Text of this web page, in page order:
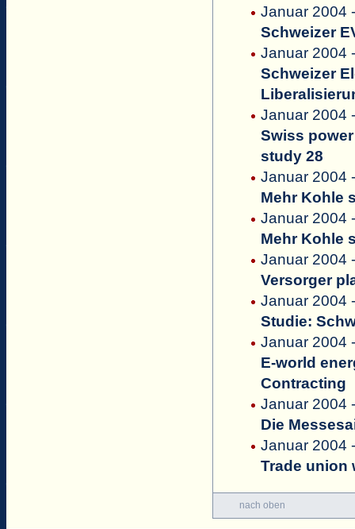
Januar 2004
Schweizer
Januar 2004
Schweizer
Januar 2004
Swiss
study 28
Januar 2004
Mehr Kohle
Januar 2004
Mehr Kohle
Januar 2004
Versorger
Januar 2004
Studie:
Januar 2004
E-world
Contracting
Januar 2004
Die
Januar 2004
Trade union
nach oben